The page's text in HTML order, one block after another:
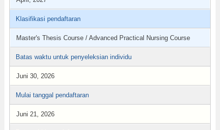
Klasifikasi pendaftaran
Master's Thesis Course / Advanced Practical Nursing Course
Batas waktu untuk penyeleksian individu
Juni 30, 2026
Mulai tanggal pendaftaran
Juni 21, 2026